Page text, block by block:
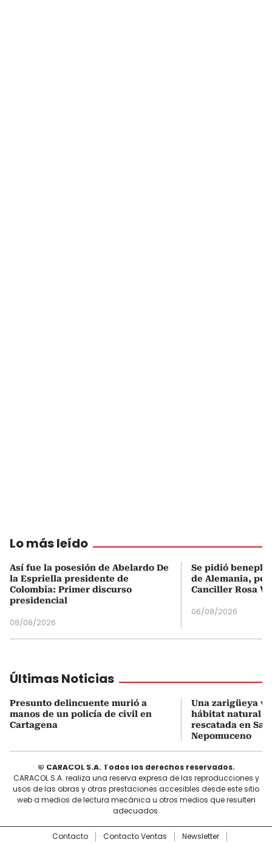
Lo más leído
Así fue la posesión de Abelardo De
la Espriella presidente de
Colombia: Primer discurso
presidencial
08/08/2026
Se pidió
de Alemania,
Canciller Rosa
06/08/2026
Últimas Noticias
Presunto delincuente murió a
manos de un policía de civil en
Cartagena
Una zarigüeya
hábitat natural
rescatada en
Nepomuceno
© CARACOL S.A. Todos los derechos reservados.
CARACOL S.A. realiza una reserva expresa de las reproducciones y
usos de las obras y otras prestaciones accesibles desde este sitio
web a medios de lectura mecánica u otros medios que resulten
adecuados.
Contacto Contacto Ventas Newsletter